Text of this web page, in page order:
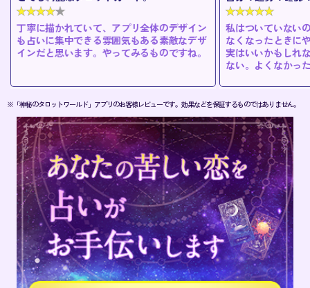
丁寧に描かれていて、アプリ全体のデザイン
も占いに集中できる雰囲気もある素敵なデザ
インだと思います。やってみるものですね。
私はついていない
なくなったときに
実はいいかもしれ
ない。よくなかっ
※「神秘のタロットワールド」アプリのお客様レビューです。効果などを保証するものではありません。